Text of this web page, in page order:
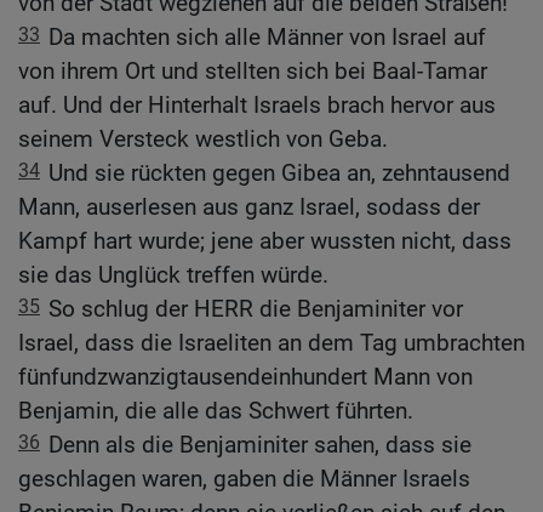
33 Da machten sich alle Männer von Israel auf
von ihrem Ort und stellten sich bei Baal-Tamar
auf. Und der Hinterhalt Israels brach hervor aus
seinem Versteck westlich von Geba.
34 Und sie rückten gegen Gibea an, zehntausend
Mann, auserlesen aus ganz Israel, sodass der
Kampf hart wurde; jene aber wussten nicht, dass
sie das Unglück treffen würde.
35 So schlug der HERR die Benjaminiter vor
Israel, dass die Israeliten an dem Tag umbrachten
fünfundzwanzigtausendeinhundert Mann von
Benjamin, die alle das Schwert führten.
36 Denn als die Benjaminiter sahen, dass sie
geschlagen waren, gaben die Männer Israels